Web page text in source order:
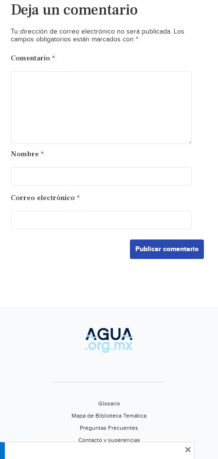
Deja un comentario
Tu dirección de correo electrónico no será publicada. Los
campos obligatorios están marcados con *
Comentario *
Nombre *
Correo electrónico *
Glosario
Mapa de Biblioteca Temática
Preguntas Frecuentes
Contacto y sugerencias
×